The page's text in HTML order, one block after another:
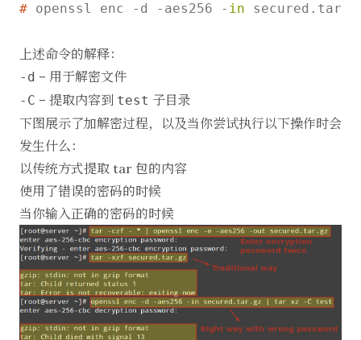
# openssl enc -d -aes256 - in
上述命令的解释：
-d – 用于解密文件
-C – 提取内容到 test 子目录
下图展示了加解密过程，以及当你尝试执行以下操作时会
发生什么：
以传统方式提取 tar 包的内容
使用了错误的密码的时候
当你输入正确的密码的时候